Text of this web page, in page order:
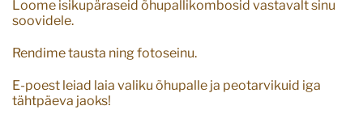
Loome isikupäraseid õhupallikombosid vastavalt sinu
soovidele.
Rendime tausta ning fotoseinu.
E-poest leiad laia valiku õhupalle ja peotarvikuid iga
tähtpäeva jaoks!